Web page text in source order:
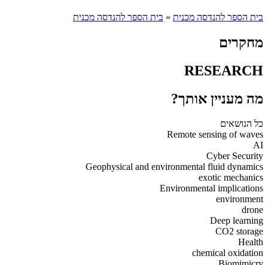
בית הספר להנדסה מכנית » בית הספר להנדסה מכנית
מחקרים
RESEARCH
מה מעניין אותך?
כל הנושאים
Remote sensing of waves
AI
Cyber Security
Geophysical and environmental fluid dynamics
exotic mechanics
Environmental implications
environment
drone
Deep learning
CO2 storage
Health
chemical oxidation